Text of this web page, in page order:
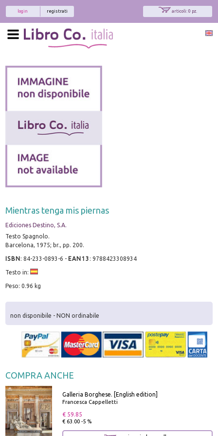
articoli: 0 pz.
registrati
login
Mientras tenga mis piernas
Ediciones Destino, S.A.
Testo Spagnolo.
Barcelona, 1975; br., pp. 200.
ISBN:84-233-0893-6 - EAN13 :9788423308934
Testo in:
Peso: 0.96 kg
non disponibile - NON ordinabile
COMPRA ANCHE
Galleria Borghese. [English edition]
Francesca Cappelletti
€ 59.85
€ 63.00 -5 %